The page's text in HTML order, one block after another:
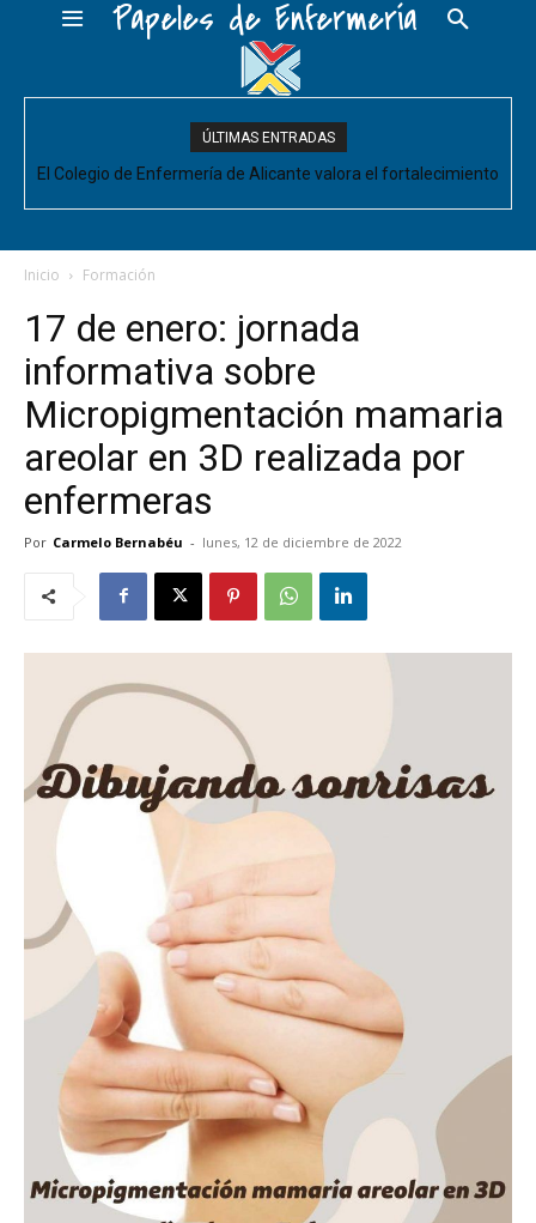
Papeles de Enfermería
ÚLTIMAS ENTRADAS
El Colegio de Enfermería de Alicante valora el fortalecimiento
acompañe de decisiones estructurales para...
Inicio Formación
17 de enero: jornada
informativa sobre
Micropigmentación mamaria
areolar en 3D realizada por
enfermeras
Por Carmelo Bernabéu - lunes, 12 de diciembre de 2022